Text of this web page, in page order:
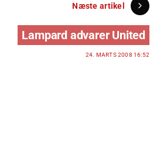
Næste artikel
Lampard advarer United
24. MARTS 2008 16:52